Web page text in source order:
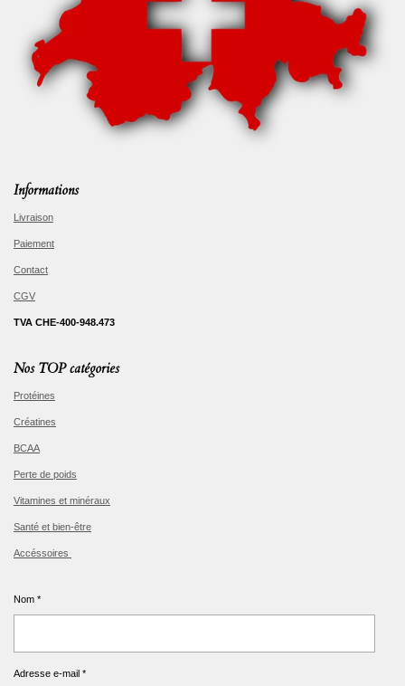
Informations
Livraison
Paiement
Contact
CGV
TVA CHE-400-948.473
Nos TOP catégories
Protéines
Créatines
BCAA
Perte de poids
Vitamines et minéraux
Santé et bien-être
Accéssoires
Nom *
Adresse e-mail *